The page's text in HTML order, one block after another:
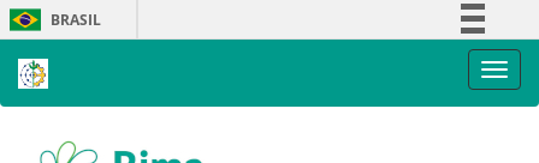
Skip
navigation
BRASIL